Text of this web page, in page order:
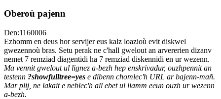
Oberoù pajenn
Den:1160006
Ezhomm en deus hor servijer eus kalz loazioù evit diskwel
gwezennoù bras. Setu perak ne c'hall gwelout an arvererien dizanv
nemet 7 remziad diagentidi ha 7 remziad diskennidi en ur wezenn.
Ma vennit gwelout ul lignez a-bezh hep enskrivadur, ouzhpennit an
testenn ?showfulltree=yes e dibenn chomlec'h URL ar bajenn-mañ.
Mar plij, ne lakait e neblec'h all ebet ul liamm eeun ouzh ur wezenn
a-bezh.